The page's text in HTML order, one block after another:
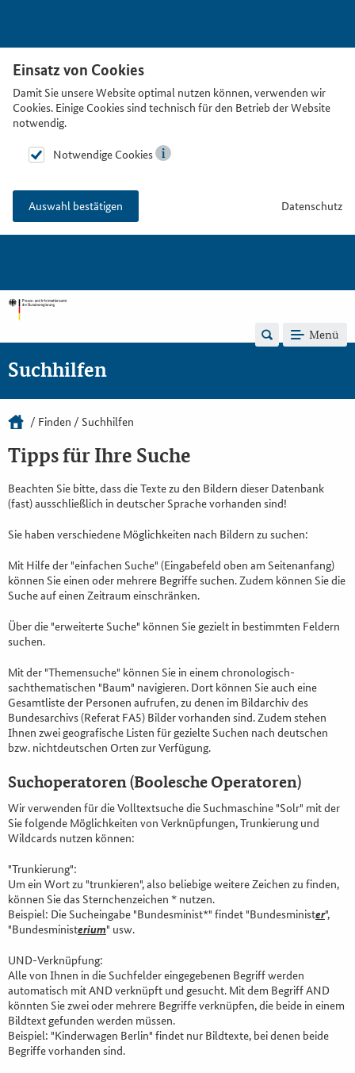
Einsatz von Cookies
Damit Sie unsere Website optimal nutzen können, verwenden wir
Cookies. Einige Cookies sind technisch für den Betrieb der Website
notwendig.
Notwendige Cookies
Auswahl bestätigen Datenschutz
Menü
Suchhilfen
Finden Suchhilfen
Tipps für Ihre Suche
Beachten Sie bitte, dass die Texte zu den Bildern dieser Datenbank
(fast) ausschließlich in deutscher Sprache vorhanden sind!
Sie haben verschiedene Möglichkeiten nach Bildern zu suchen:
Mit Hilfe der "einfachen Suche" (Eingabefeld oben am Seitenanfang)
können Sie einen oder mehrere Begriffe suchen. Zudem können Sie die
Suche auf einen Zeitraum einschränken.
Über die "erweiterte Suche" können Sie gezielt in bestimmten Feldern
suchen.
Mit der "Themensuche" können Sie in einem chronologisch-
sachthematischen "Baum" navigieren. Dort können Sie auch eine
Gesamtliste der Personen aufrufen, zu denen im Bildarchiv des
Bundesarchivs (Referat FA5) Bilder vorhanden sind. Zudem stehen
Ihnen zwei geografische Listen für gezielte Suchen nach deutschen
bzw. nichtdeutschen Orten zur Verfügung.
Suchoperatoren (Boolesche Operatoren)
Wir verwenden für die Volltextsuche die Suchmaschine "Solr" mit der
Sie folgende Möglichkeiten von Verknüpfungen, Trunkierung und
Wildcards nutzen können:
"Trunkierung":
Um ein Wort zu "trunkieren", also beliebige weitere Zeichen zu finden,
können Sie das Sternchenzeichen * nutzen.
Beispiel: Die Sucheingabe "Bundesminist*" findet "Bundesminister",
"Bundesministerium" usw.
UND-Verknüpfung:
Alle von Ihnen in die Suchfelder eingegebenen Begriff werden
automatisch mit AND verknüpft und gesucht. Mit dem Begriff AND
könnten Sie zwei oder mehrere Begriffe verknüpfen, die beide in einem
Bildtext gefunden werden müssen.
Beispiel: "Kinderwagen Berlin" findet nur Bildtexte, bei denen beide
Begriffe vorhanden sind.